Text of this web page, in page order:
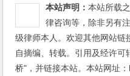
本站声明：本站所载
律咨询等，除非另有
级律师本人。欢迎其他网站
自摘编、转载。引用及经许
桥"，并链接本站。本站网址